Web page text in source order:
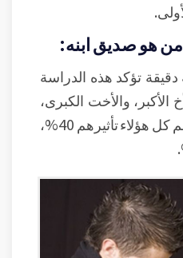
هو صديق ابنه:
تؤكد هذه الدراسة
الأكبر، والأخت الكبرى،
وخطيب المسجد، والمعلم كل هؤلاء تأثيرهم 40%،